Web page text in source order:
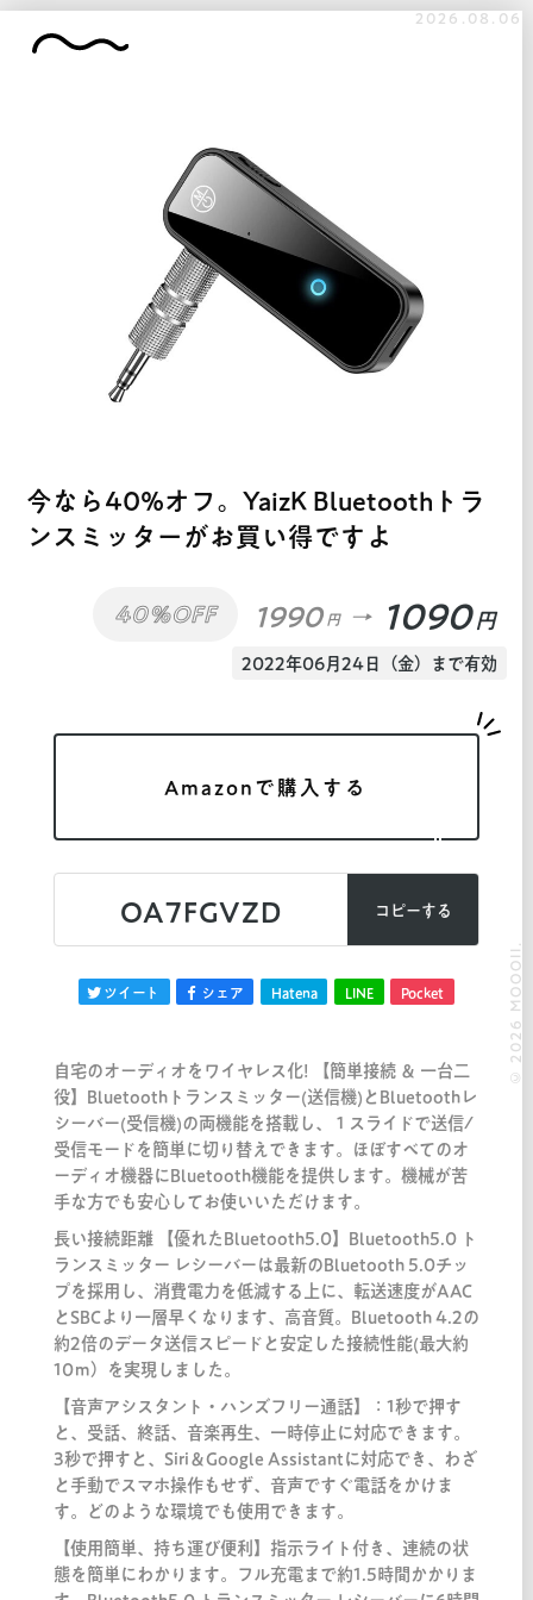
2026.08.06
今なら40%オフ。YaizK Bluetoothトラ
ンスミッターがお買い得ですよ
40%OFF 1990 円 1090 円
2022年06月24日（金）まで有効
Amazonで購入する
OA7FGVZD コピーする
ツイート シェア Hatena LINE Pocket
自宅のオーディオをワイヤレス化! 【簡単接続 ＆ 一台二
役】Bluetoothトランスミッター(送信機)とBluetoothレ
シーバー(受信機)の両機能を搭載し、１スライドで送信/
受信モードを簡単に切り替えできます。ほぼすべてのオ
ーディオ機器にBluetooth機能を提供します。機械が苦
手な方でも安心してお使いいただけます。
長い接続距離 【優れたBluetooth5.0】Bluetooth5.0 ト
ランスミッター レシーバーは最新のBluetooth 5.0チッ
プを採用し、消費電力を低減する上に、転送速度がAAC
とSBCより一層早くなります、高音質。Bluetooth 4.2の
約2倍のデータ送信スピードと安定した接続性能(最大約
10ｍ）を実現しました。
【音声アシスタント・ハンズフリー通話】：1秒で押す
と、受話、終話、音楽再生、一時停止に対応できます。
3秒で押すと、Siri＆Google Assistantに対応でき、わざ
と手動でスマホ操作もせず、音声ですぐ電話をかけま
す。どのような環境でも使用できます。
【使用簡単、持ち運び便利】指示ライト付き、連続の状
態を簡単にわかります。フル充電まで約1.5時間かかりま
© 2026 MOOOII.